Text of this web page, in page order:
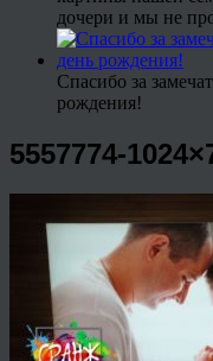
дочери и мы не
Спасибо за
рождения!
5557774-